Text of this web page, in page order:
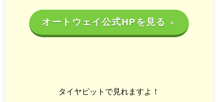
オートウェイ公式HPを見る ＞
タイヤピットで見れますよ！